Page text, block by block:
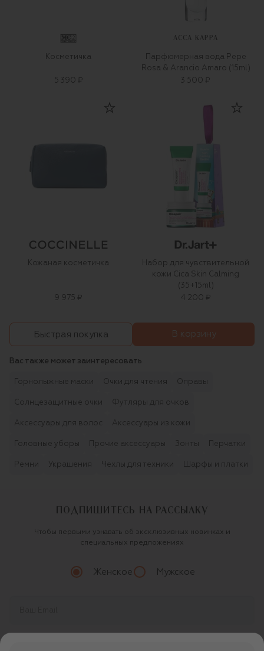
Косметичка
5 390 ₽
ACCA KAPPA
Парфюмерная вода Pepe
Rosa & Arancio Amaro (15ml)
3 500 ₽
Кожаная косметичка
9 975 ₽
Набор для чувствительной
кожи Cica Skin Calming
(35+15ml)
4 200 ₽
Быстрая покупка В корзину
Вас также может заинтересовать
Горнолыжные маски Очки для чтения Оправы
Солнцезащитные очки Футляры для очков
Аксессуары для волос Аксессуары из кожи
Головные уборы Прочие аксессуары Зонты Перчатки
Ремни Украшения Чехлы для техники Шарфы и платки
ПОДПИШИТЕСЬ НА РАССЫЛКУ
Чтобы первыми узнавать об эксклюзивных новинках и
специальных предложениях
Женское Мужское